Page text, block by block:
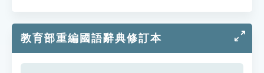
教育部重編國語辭典修訂本